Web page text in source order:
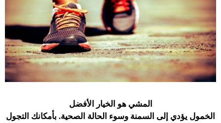
المشي هو الخيار الأفضل
الخمول يؤدي إلى السمنة وسوء الحالة الصحية. بأمكانك التجول